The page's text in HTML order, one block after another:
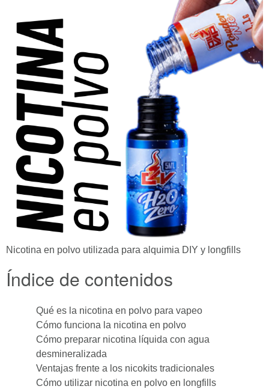
Nicotina en polvo utilizada para alquimia DIY y longfills
Índice de contenidos
Qué es la nicotina en polvo para vapeo
Cómo funciona la nicotina en polvo
Cómo preparar nicotina líquida con agua
desmineralizada
Ventajas frente a los nicokits tradicionales
Cómo utilizar nicotina en polvo en longfills